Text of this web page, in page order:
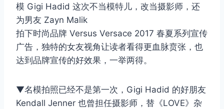
模 Gigi Hadid 这次不当模特儿，改当摄影师，还
为男友 Zayn Malik
拍下时尚品牌 Versus Versace 2017 春夏系列宣传
广告，独特的女友视角让读者看得更血脉贲张，也
达到品牌宣传的好效果，一举两得。
▼名模拍照已经不是第一次，Gigi Hadid 的好朋友
Kendall Jenner 也曾担任摄影师，替《LOVE》杂